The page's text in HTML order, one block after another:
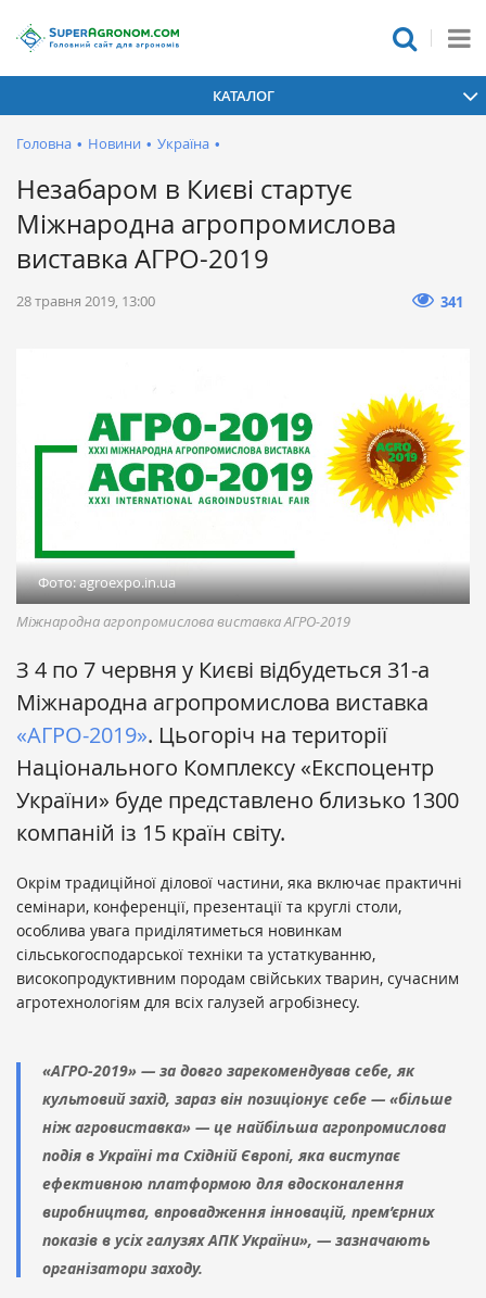
КАТАЛОГ
Головна • Новини • Україна •
Незабаром в Києві стартує
Міжнародна агропромислова
виставка АГРО-2019
28 травня 2019, 13:00 341
Фото: agroexpo.in.ua
Міжнародна агропромислова виставка АГРО-2019
З 4 по 7 червня у Києві відбудеться 31-а
Міжнародна агропромислова виставка
«АГРО-2019». Цьогоріч на території
Національного Комплексу «Експоцентр
України» буде представлено близько 1300
компаній із 15 країн світу.
Окрім традиційної ділової частини, яка включає практичні
семінари, конференції, презентації та круглі столи,
особлива увага приділятиметься новинкам
сільськогосподарської техніки та устаткуванню,
високопродуктивним породам свійських тварин, сучасним
агротехнологіям для всіх галузей агробізнесу.
«АГРО-2019» — за довго зарекомендував себе, як
культовий захід, зараз він позиціонує себе — «більше
ніж агровиставка» — це найбільша агропромислова
подія в Україні та Східній Європі, яка виступає
ефективною платформою для вдосконалення
виробництва, впровадження інновацій, прем’єрних
показів в усіх галузях АПК України», — зазначають
організатори заходу.